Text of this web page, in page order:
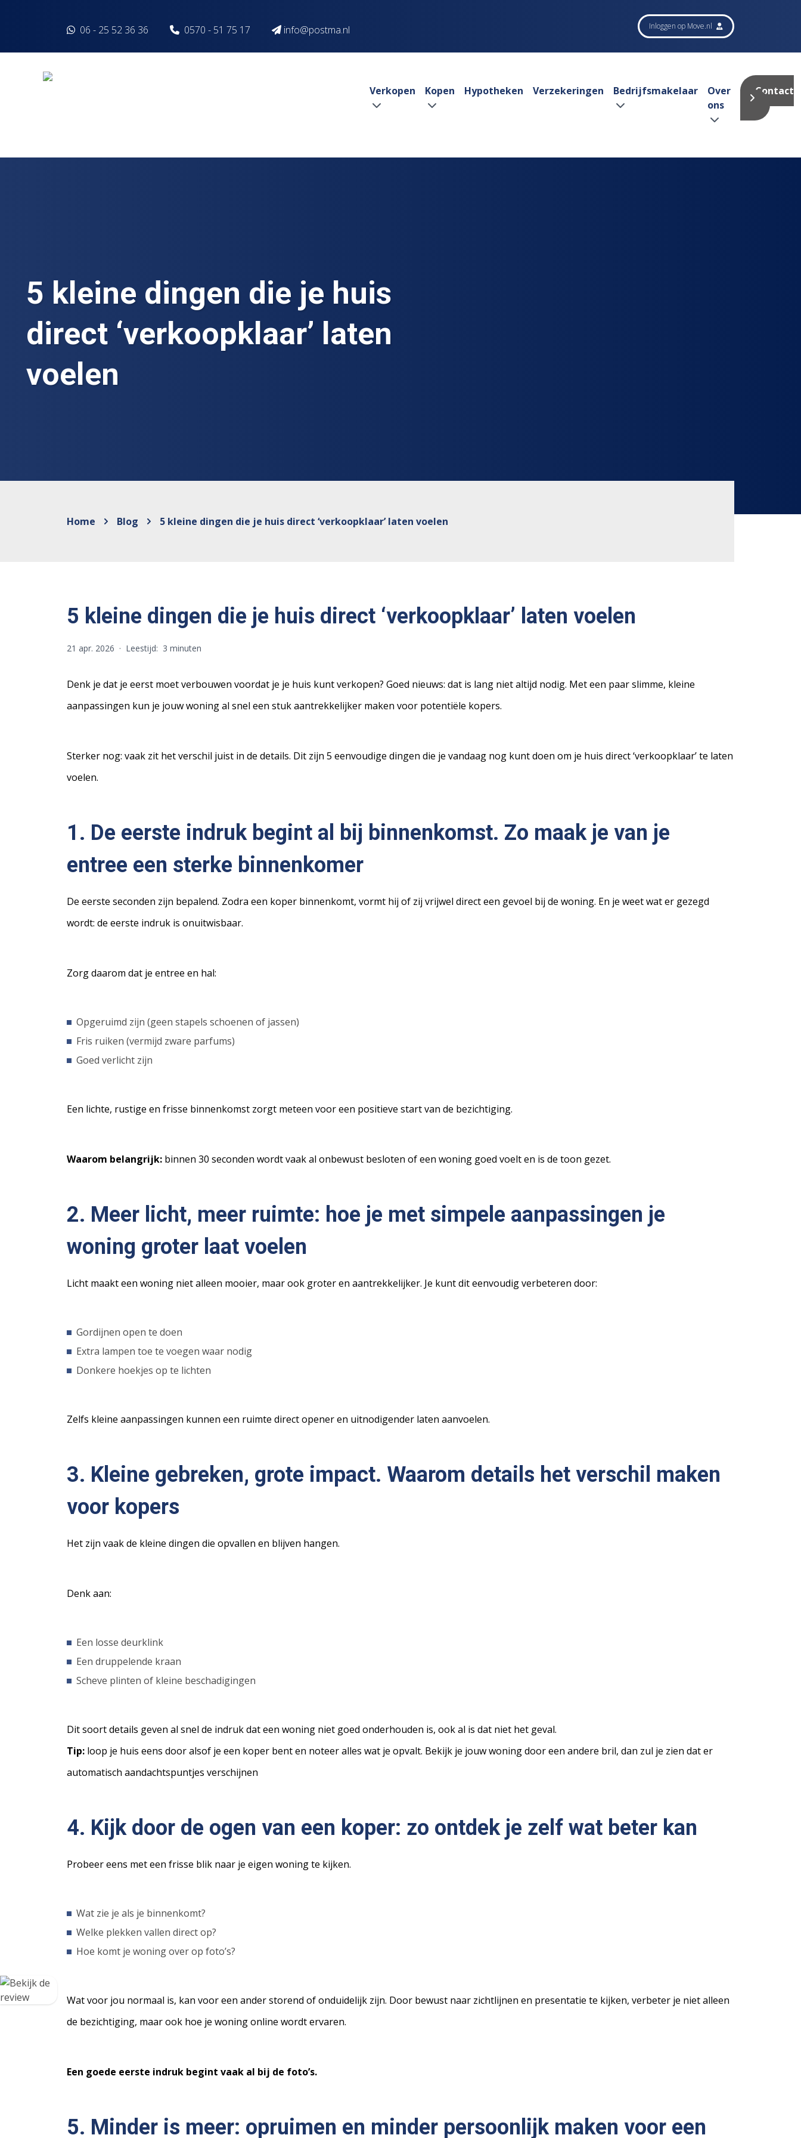
06 - 25 52 36 36
0570 - 51 75 17 info@postma.nl Inloggen op Move.nl
Verkopen Kopen Hypotheken Verzekeringen Bedrijfsmakelaar
Over
ons
Contact
5 kleine dingen die je huis
direct ‘verkoopklaar’ laten
voelen
Home Blog 5 kleine dingen die je huis direct ‘verkoopklaar’ laten voelen
5 kleine dingen die je huis direct ‘verkoopklaar’ laten voelen
21 apr. 2026 · Leestijd: 3 minuten
Denk je dat je eerst moet verbouwen voordat je je huis kunt verkopen? Goed nieuws: dat is lang niet altijd nodig. Met een paar slimme, kleine
aanpassingen kun je jouw woning al snel een stuk aantrekkelijker maken voor potentiële kopers.
Sterker nog: vaak zit het verschil juist in de details. Dit zijn 5 eenvoudige dingen die je vandaag nog kunt doen om je huis direct ‘verkoopklaar’ te laten
voelen.
1. De eerste indruk begint al bij binnenkomst. Zo maak je van je
entree een sterke binnenkomer
De eerste seconden zijn bepalend. Zodra een koper binnenkomt, vormt hij of zij vrijwel direct een gevoel bij de woning. En je weet wat er gezegd
wordt: de eerste indruk is onuitwisbaar.
Zorg daarom dat je entree en hal:
Opgeruimd zijn (geen stapels schoenen of jassen)
Fris ruiken (vermijd zware parfums)
Goed verlicht zijn
Een lichte, rustige en frisse binnenkomst zorgt meteen voor een positieve start van de bezichtiging.
Waarom belangrijk: binnen 30 seconden wordt vaak al onbewust besloten of een woning goed voelt en is de toon gezet.
2. Meer licht, meer ruimte: hoe je met simpele aanpassingen je
woning groter laat voelen
Licht maakt een woning niet alleen mooier, maar ook groter en aantrekkelijker. Je kunt dit eenvoudig verbeteren door:
Gordijnen open te doen
Extra lampen toe te voegen waar nodig
Donkere hoekjes op te lichten
Zelfs kleine aanpassingen kunnen een ruimte direct opener en uitnodigender laten aanvoelen.
3. Kleine gebreken, grote impact. Waarom details het verschil maken
voor kopers
Het zijn vaak de kleine dingen die opvallen en blijven hangen.
Denk aan:
Een losse deurklink
Een druppelende kraan
Scheve plinten of kleine beschadigingen
Dit soort details geven al snel de indruk dat een woning niet goed onderhouden is, ook al is dat niet het geval.
Tip: loop je huis eens door alsof je een koper bent en noteer alles wat je opvalt. Bekijk je jouw woning door een andere bril, dan zul je zien dat er
automatisch aandachtspuntjes verschijnen
4. Kijk door de ogen van een koper: zo ontdek je zelf wat beter kan
Probeer eens met een frisse blik naar je eigen woning te kijken.
Wat zie je als je binnenkomt?
Welke plekken vallen direct op?
Hoe komt je woning over op foto’s?
Wat voor jou normaal is, kan voor een ander storend of onduidelijk zijn. Door bewust naar zichtlijnen en presentatie te kijken, verbeter je niet alleen
de bezichtiging, maar ook hoe je woning online wordt ervaren.
Een goede eerste indruk begint vaak al bij de foto’s.
5. Minder is meer: opruimen en minder persoonlijk maken voor een